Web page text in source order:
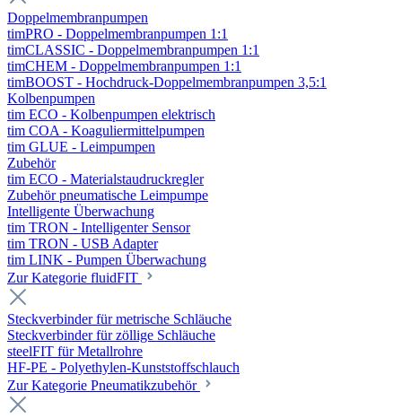
Doppelmembranpumpen
timPRO - Doppelmembranpumpen 1:1
timCLASSIC - Doppelmembranpumpen 1:1
timCHEM - Doppelmembranpumpen 1:1
timBOOST - Hochdruck-Doppelmembranpumpen 3,5:1
Kolbenpumpen
tim ECO - Kolbenpumpen elektrisch
tim COA - Koaguliermittelpumpen
tim GLUE - Leimpumpen
Zubehör
tim ECO - Materialstaudruckregler
Zubehör pneumatische Leimpumpe
Intelligente Überwachung
tim TRON - Intelligenter Sensor
tim TRON - USB Adapter
tim LINK - Pumpen Überwachung
Zur Kategorie fluidFIT
Steckverbinder für metrische Schläuche
Steckverbinder für zöllige Schläuche
steelFIT für Metallrohre
HF-PE - Polyethylen-Kunststoffschlauch
Zur Kategorie Pneumatikzubehör